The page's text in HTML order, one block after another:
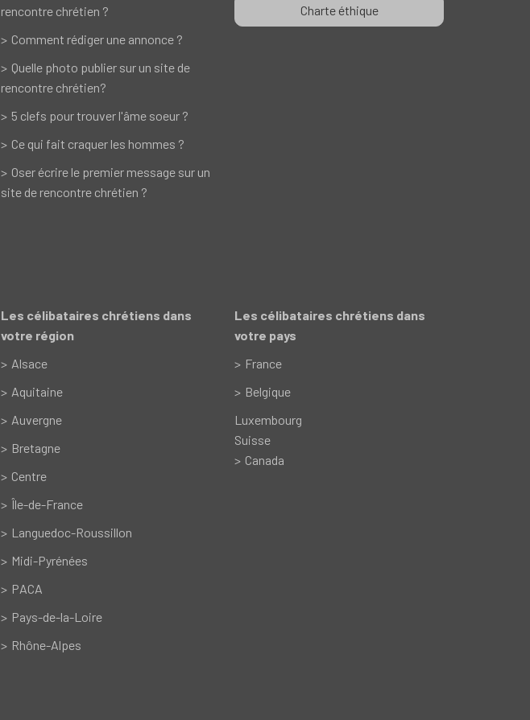
rencontre chrétien ?
Comment rédiger une annonce ?
Quelle photo publier sur un site de
rencontre chrétien?
5 clefs pour trouver l'âme soeur ?
Ce qui fait craquer les hommes ?
Oser écrire le premier message sur un
site de rencontre chrétien ?
Charte éthique
Les célibataires chrétiens dans
votre région
Alsace
Aquitaine
Auvergne
Bretagne
Centre
Île-de-France
Languedoc-Roussillon
Midi-Pyrénées
PACA
Pays-de-la-Loire
Rhône-Alpes
Les célibataires chrétiens dans
votre pays
France
Belgique
Luxembourg
Suisse
Canada